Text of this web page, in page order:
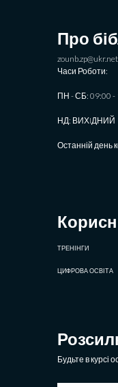
Про
zounb.zp@ukr.net
Часи Роботи:
ПН - СБ: 09:00 -
НД: ВИХIДНИЙ
Останній день
ТРЕНІНГИ
ЦИФРОВА ОСВІТА
Будьте в курсі